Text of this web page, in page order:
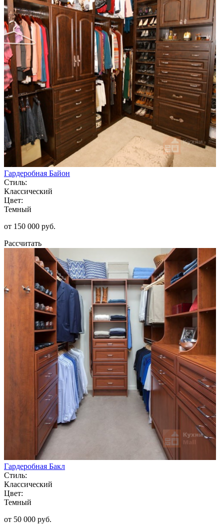
Гардеробная Байон
Стиль:
Классический
Цвет:
Темный
от 150 000 руб.
Рассчитать
Гардеробная Бакл
Стиль:
Классический
Цвет:
Темный
от 50 000 руб.